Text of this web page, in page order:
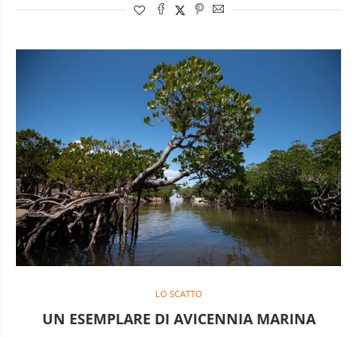
LO SCATTO
UN ESEMPLARE DI AVICENNIA MARINA